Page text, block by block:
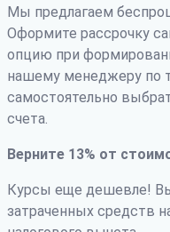
Мы предлагаем
Оформите рассрочку
опцию при
нашему менеджеру по
самостоятельно
счета.
Верните 13% от
Курсы еще дешевле!
затраченных средств